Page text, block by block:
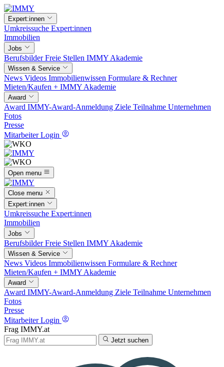
Expert:innen
Umkreissuche Expert:innen
Immobilien
Jobs
BerufsbilderFreie Stellen IMMY Akademie
Wissen & Service
News Videos Immobilienwissen Formulare & Rechner
Mieten/Kaufen + IMMY Akademie
Award
Award IMMY-Award-Anmeldung Ziele Teilnahme Unternehmen
Fotos
Presse
Mitarbeiter Login
Open menu
Close menu
Expert:innen
Umkreissuche Expert:innen
Immobilien
Jobs
BerufsbilderFreie Stellen IMMY Akademie
Wissen & Service
News Videos Immobilienwissen Formulare & Rechner
Mieten/Kaufen + IMMY Akademie
Award
Award IMMY-Award-Anmeldung Ziele Teilnahme Unternehmen
Fotos
Presse
Mitarbeiter Login
Frag IMMY.at
Jetzt suchen